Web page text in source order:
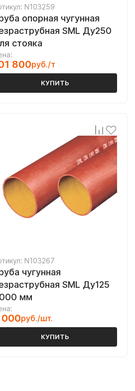
N103259
опорная чугунная
SML Ду250
стояка
800руб./т
КУПИТЬ
N103267
чугунная
SML Ду125
мм
000руб./шт.
КУПИТЬ